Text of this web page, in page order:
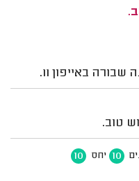
באייפון 11.
טוב.
10 יחס 10